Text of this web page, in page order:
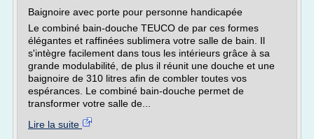
Baignoire avec porte pour personne handicapée
Le combiné bain-douche TEUCO de par ces formes
élégantes et raffinées sublimera votre salle de bain. Il
s'intègre facilement dans tous les intérieurs grâce à sa
grande modulabilité, de plus il réunit une douche et une
baignoire de 310 litres afin de combler toutes vos
espérances. Le combiné bain-douche permet de
transformer votre salle de...
Lire la suite